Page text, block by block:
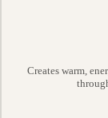
Creates warm,